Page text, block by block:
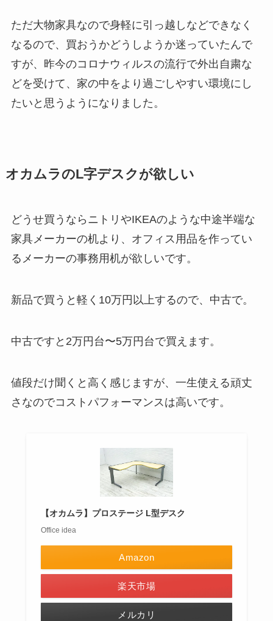
ただ大物家具なので身軽に引っ越しなどできなく
なるので、買おうかどうしようか迷っていたんで
すが、昨今のコロナウィルスの流行で外出自粛な
どを受けて、家の中をより過ごしやすい環境にし
たいと思うようになりました。
オカムラのL字デスクが欲しい
どうせ買うならニトリやIKEAのような中途半端な
家具メーカーの机より、オフィス用品を作ってい
るメーカーの事務用机が欲しいです。
新品で買うと軽く10万円以上するので、中古で。
中古ですと2万円台〜5万円台で買えます。
値段だけ聞くと高く感じますが、一生使える頑丈
さなのでコストパフォーマンスは高いです。
【オカムラ】プロステージ L型デスク
Office idea
Amazon
楽天市場
メルカリ